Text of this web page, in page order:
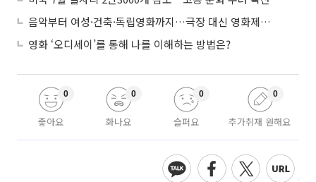
음악부터 여성·건축·독립영화까지…극장 대신 영화제로 즐기는 스크린 여행
영화 ‘오디세이’를 통해 나를 이해하는 방법은?
좋아요
0
화나요
0
슬퍼요
0
추가취재 원해요
0